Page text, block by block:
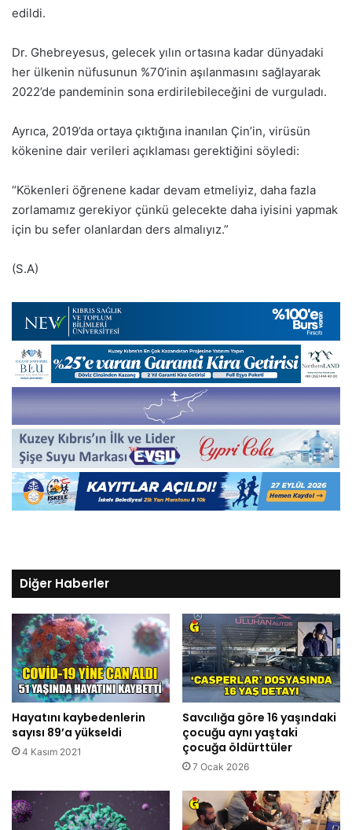
edildi.
Dr. Ghebreyesus, gelecek yılın ortasına kadar dünyadaki
her ülkenin nüfusunun %70’inin aşılanmasını sağlayarak
2022’de pandeminin sona erdirilebileceğini de vurguladı.
Ayrıca, 2019’da ortaya çıktığına inanılan Çin’in, virüsün
kökenine dair verileri açıklaması gerektiğini söyledi:
“Kökenleri öğrenene kadar devam etmeliyiz, daha fazla
zorlamamız gerekiyor çünkü gelecekte daha iyisini yapmak
için bu sefer olanlardan ders almalıyız.”
(S.A)
Diğer Haberler
Hayatını kaybedenlerin
sayısı 89’a yükseldi
4 Kasım 2021
Savcılığa göre 16 yaşındaki
çocuğu aynı yaştaki
çocuğa öldürttüler
7 Ocak 2026